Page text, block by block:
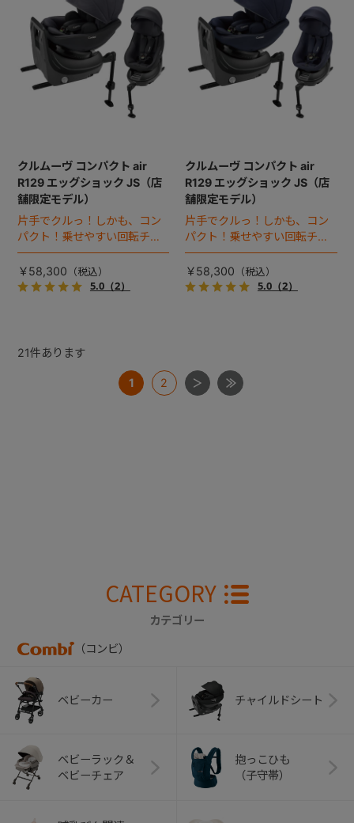
クルムーヴ コンパクト air
R129 エッグショック JS（店
舗限定モデル）
片手でクルっ！しかも、コン
パクト！乗せやすい回転チャ
イルドシート。
￥58,300
5.0（2）
クルムーヴ コンパクト air
R129 エッグショック JS（店
舗限定モデル）
片手でクルっ！しかも、コン
パクト！乗せやすい回転チャ
イルドシート。
￥58,300
5.0（2）
21件あります
1 2
CATEGORY
カテゴリー
（コンビ）
ベビーカー チャイルドシート
ベビーラック＆
ベビーチェア
抱っこひも
（子守帯）